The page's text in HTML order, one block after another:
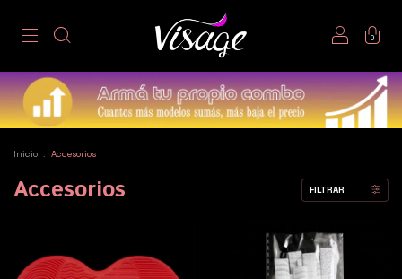
0
Inicio Accesorios
Accesorios FILTRAR